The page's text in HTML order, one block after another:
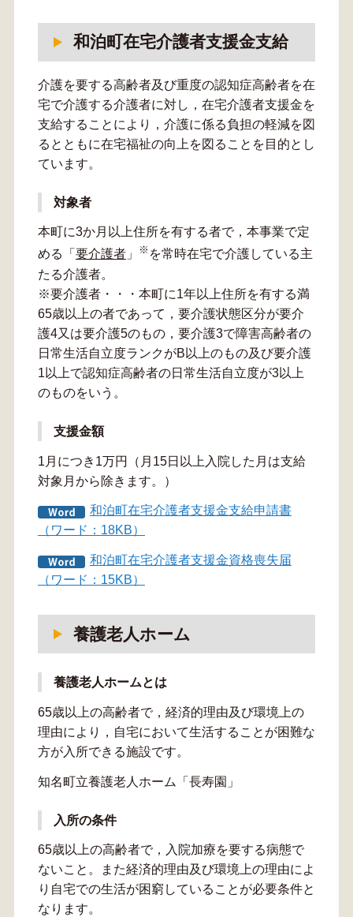
和泊町在宅介護者支援金支給
介護を要する高齢者及び重度の認知症高齢者を在
宅で介護する介護者に対し，在宅介護者支援金を
支給することにより，介護に係る負担の軽減を図
るとともに在宅福祉の向上を図ることを目的とし
ています。
対象者
本町に3か月以上住所を有する者で，本事業で定
める「 要介護者」 ※ を常時在宅で介護している主
たる介護者。
※要介護者・・・本町に1年以上住所を有する満
65歳以上の者であって，要介護状態区分が要介
護4又は要介護5のもの，要介護3で障害高齢者の
日常生活自立度ランクがB以上のもの及び要介護
1以上で認知症高齢者の日常生活自立度が3以上
のものをいう。
支援金額
1月につき1万円（月15日以上入院した月は支給
対象月から除きます。）
和泊町在宅介護者支援金支給申請書
（ワード：18KB）
和泊町在宅介護者支援金資格喪失届
（ワード：15KB）
養護老人ホーム
養護老人ホームとは
65歳以上の高齢者で，経済的理由及び環境上の
理由により，自宅において生活することが困難な
方が入所できる施設です。
知名町立養護老人ホーム「長寿園」
入所の条件
65歳以上の高齢者で，入院加療を要する病態で
ないこと。また経済的理由及び環境上の理由によ
り自宅での生活が困窮していることが必要条件と
なります。